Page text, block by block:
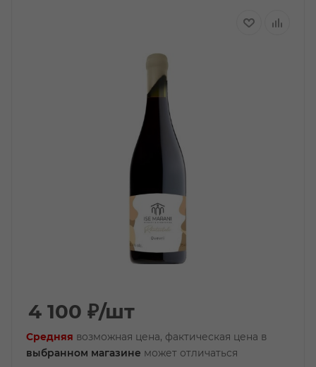
4 100 ₽/шт
Средняя возможная цена, фактическая цена в
выбранном магазине может отличаться